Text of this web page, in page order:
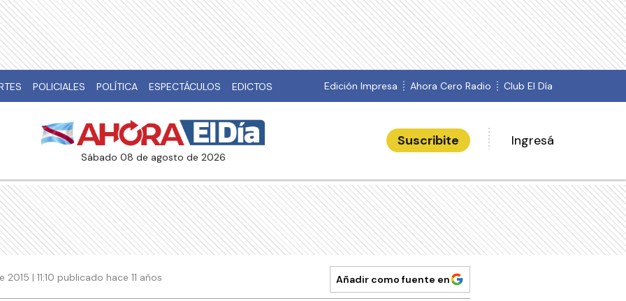
POLICIALES POLÍTICA ESPECTÁCULOS EDICTOS Edición Impresa Ahora Cero Radio Club El Día
sábado 08 de agosto de 2026
Suscribite Ingresá
| 11:10 publicado hace 11 años Añadir como fuente en